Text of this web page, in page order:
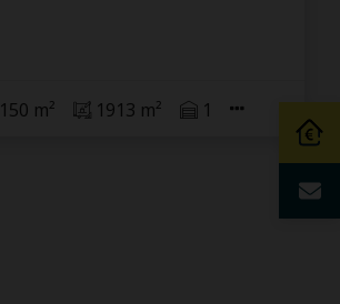
150 m² 1913 m² 1